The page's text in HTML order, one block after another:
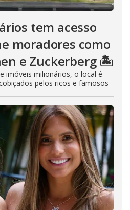
tem acesso
moradores como
e Zuckerberg 🏝️
imóveis milionários, o local é
pelos ricos e famosos